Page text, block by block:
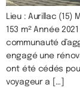
Lieu : Aurillac
153 m² Année
communauté
engagé une
ont été cédés
voyageur a […]